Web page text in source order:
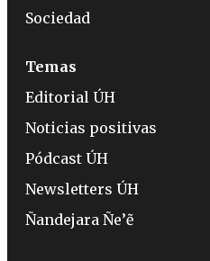
Sociedad
Temas
Editorial ÚH
Noticias positivas
Pódcast ÚH
Newsletters ÚH
Ñandejara Ñe’ẽ